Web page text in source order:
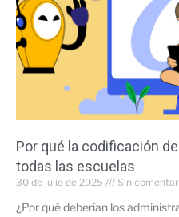
Por qué la codificación
todas las escuelas
30 de julio de 2025 Sin
¿Por qué deberían los